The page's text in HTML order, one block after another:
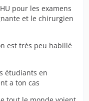
pour les examens
et le chirurgien
est très peu habillé
étudiants en
a ton cas